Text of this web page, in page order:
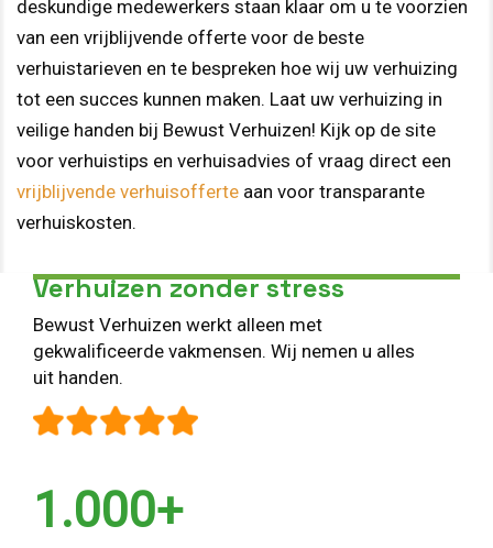
deskundige medewerkers staan klaar om u te voorzien
van een vrijblijvende offerte voor de beste
verhuistarieven en te bespreken hoe wij uw verhuizing
tot een succes kunnen maken. Laat uw verhuizing in
veilige handen bij Bewust Verhuizen! Kijk op de site
voor verhuistips en verhuisadvies of vraag direct een
vrijblijvende verhuisofferte aan voor transparante
verhuiskosten.
Verhuizen zonder stress
Bewust Verhuizen werkt alleen met
gekwalificeerde vakmensen. Wij nemen u alles
uit handen.
1.000+